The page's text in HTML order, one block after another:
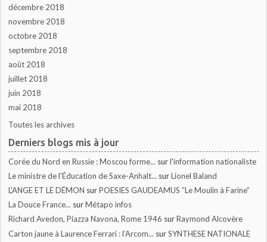
décembre 2018
novembre 2018
octobre 2018
septembre 2018
août 2018
juillet 2018
juin 2018
mai 2018
Toutes les archives
Derniers blogs mis à jour
Corée du Nord en Russie : Moscou forme... surl'information nationaliste
Le ministre de l'Éducation de Saxe-Anhalt... surLionel Baland
L'ANGE ET LE DÉMON surPOESIES GAUDEAMUS ”Le Moulin à Farine”
La Douce France... surMétapo infos
Richard Avedon, Piazza Navona, Rome 1946 surRaymond Alcovère
Carton jaune à Laurence Ferrari : l’Arcom... surSYNTHESE NATIONALE